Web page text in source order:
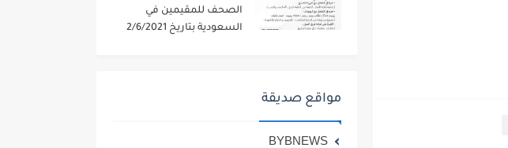
الصحف للمقيمين في
السعودية بتاريخ 2/6/2021
مواقع صديقة
BYBNEWS